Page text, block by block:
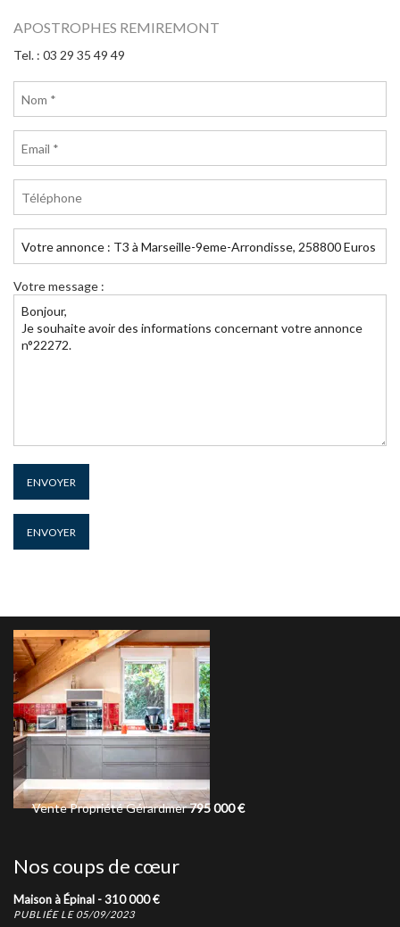
APOSTROPHES REMIREMONT
Tel. : 03 29 35 49 49
Votre message :
ENVOYER
ENVOYER
PropriétéGérardmer795 000€ Vente
Nos coups de cœur
Maison à Épinal -310 000€
PUBLIÉE LE 05/09/2023